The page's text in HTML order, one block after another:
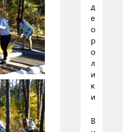
д
е
о
р
о
л
и
к
и
В